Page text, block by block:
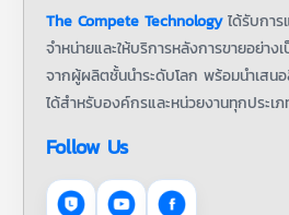
The Compete Technologyได้รับการ
จำหน่ายและให้บริการหลังการขายอย่าง
จากผู้ผลิตชั้นนำระดับโลก พร้อมนำเสน
ได้สำหรับองค์กรและหน่วยงานทุกประเภ
Follow Us